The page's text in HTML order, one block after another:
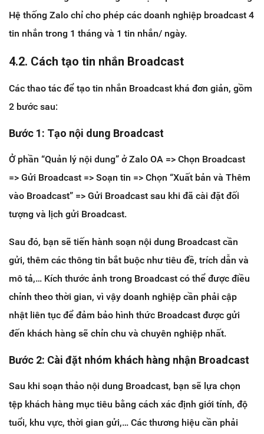
Hệ thống Zalo chỉ cho phép các doanh nghiệp broadcast 4
tin nhắn trong 1 tháng và 1 tin nhắn/ ngày.
4.2. Cách tạo tin nhắn Broadcast
Các thao tác để tạo tin nhắn Broadcast khá đơn giản, gồm
2 bước sau:
Bước 1: Tạo nội dung Broadcast
Ở phần “Quản lý nội dung” ở Zalo OA => Chọn Broadcast
=> Gửi Broadcast => Soạn tin => Chọn “Xuất bản và Thêm
vào Broadcast” => Gửi Broadcast sau khi đã cài đặt đối
tượng và lịch gửi Broadcast.
Sau đó, bạn sẽ tiến hành soạn nội dung Broadcast cần
gửi, thêm các thông tin bắt buộc như tiêu đề, trích dẫn và
mô tả,… Kích thước ảnh trong Broadcast có thể được điều
chỉnh theo thời gian, vì vậy doanh nghiệp cần phải cập
nhật liên tục để đảm bảo hình thức Broadcast được gửi
đến khách hàng sẽ chỉn chu và chuyên nghiệp nhất.
Bước 2: Cài đặt nhóm khách hàng nhận Broadcast
Sau khi soạn thảo nội dung Broadcast, bạn sẽ lựa chọn
tệp khách hàng mục tiêu bằng cách xác định giới tính, độ
tuổi, khu vực, thời gian gửi,… Các thương hiệu cần phải